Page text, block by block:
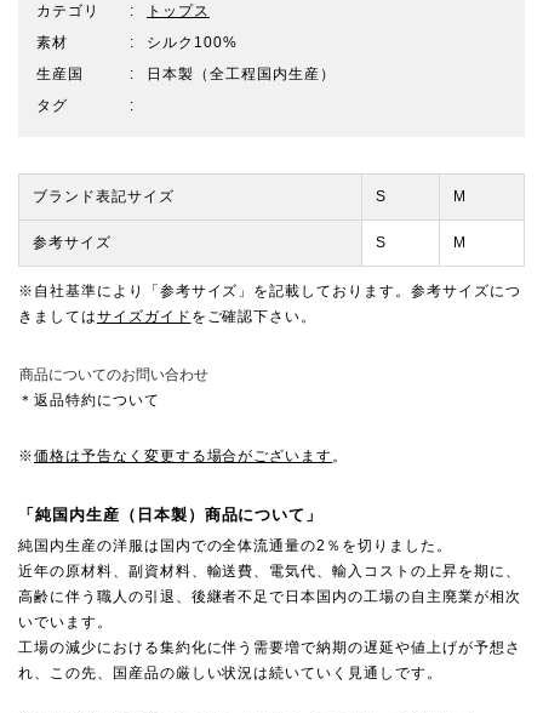
カテゴリ
トップス
素材
シルク100%
生産国
日本製（全工程国内生産）
タグ
ブランド表記サイズ S M
参考サイズ S M
※自社基準により「参考サイズ」を記載しております。参考サイズにつ
きましてはサイズガイド をご確認下さい。
商品についてのお問い合わせ
＊返品特約について
※価格は予告なく変更する場合がございます。
「純国内生産（日本製）商品について」
純国内生産の洋服は国内での全体流通量の2％を切りました。
近年の原材料、副資材料、輸送費、電気代、輸入コストの上昇を期に、
高齢に伴う職人の引退、後継者不足で日本国内の工場の自主廃業が相次
いでいます。
工場の減少における集約化に伴う需要増で納期の遅延や値上げが予想さ
れ、この先、国産品の厳しい状況は続いていく見通しです。